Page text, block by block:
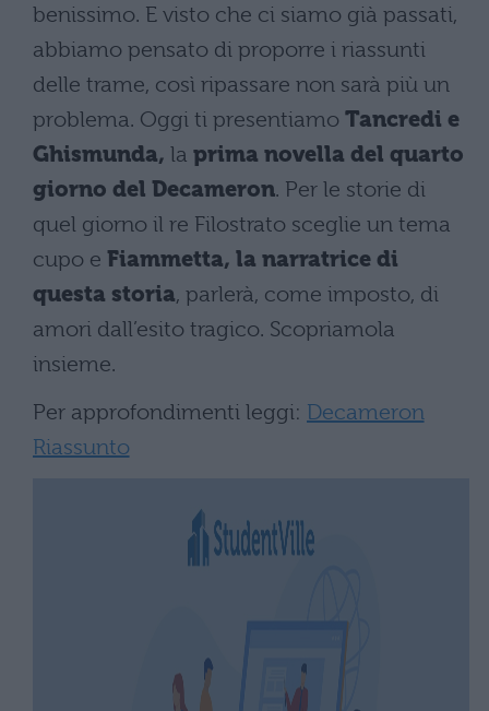
benissimo. E visto che ci siamo già passati,
abbiamo pensato di proporre i riassunti
delle trame, così ripassare non sarà più un
problema. Oggi ti presentiamo Tancredi e
Ghismunda, la prima novella del quarto
giorno del Decameron. Per le storie di
quel giorno il re Filostrato sceglie un tema
cupo e Fiammetta, la narratrice di
questa storia, parlerà, come imposto, di
amori dall’esito tragico. Scopriamola
insieme.
Per approfondimenti leggi: Decameron
Riassunto